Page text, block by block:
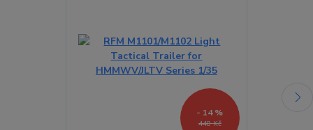
448 Kč
- 14 %